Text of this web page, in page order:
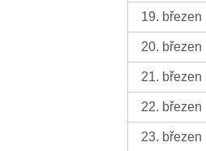
19. březen
20. březen
21. březen
22. březen
23. březen